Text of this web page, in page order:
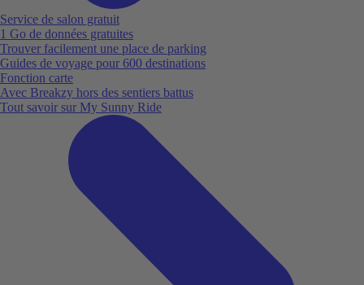
Service de salon gratuit
1 Go de données gratuites
Trouver facilement une place de parking
Guides de voyage pour 600 destinations
Fonction carte
Avec Breakzy hors des sentiers battus
Tout savoir sur My Sunny Ride